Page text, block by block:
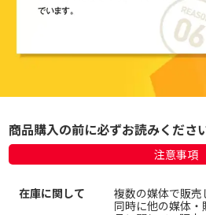
商品購入の前に必ずお読みくださ
注意事項
在庫に関して
複数の媒体で販
同時に他の媒体